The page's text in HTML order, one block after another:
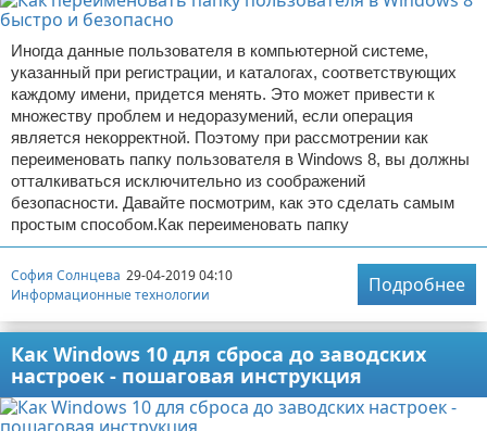
Иногда данные пользователя в компьютерной системе,
указанный при регистрации, и каталогах, соответствующих
каждому имени, придется менять. Это может привести к
множеству проблем и недоразумений, если операция
является некорректной. Поэтому при рассмотрении как
переименовать папку пользователя в Windows 8, вы должны
отталкиваться исключительно из соображений
безопасности. Давайте посмотрим, как это сделать самым
простым способом.Как переименовать папку
София Солнцева 29-04-2019 04:10
Информационные технологии
Подробнее
Как Windows 10 для сброса до заводских
настроек - пошаговая инструкция